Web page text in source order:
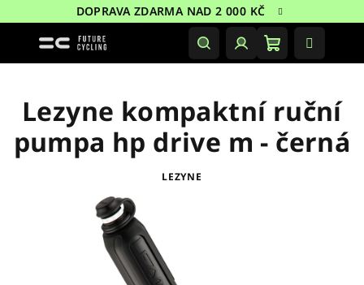
na
DOPRAVA ZDARMA NAD 2 000 KČ
HledatPřihlášeníNákupní
Lezyne kompaktní ruční
pumpa hp drive m - černá
LEZYNE